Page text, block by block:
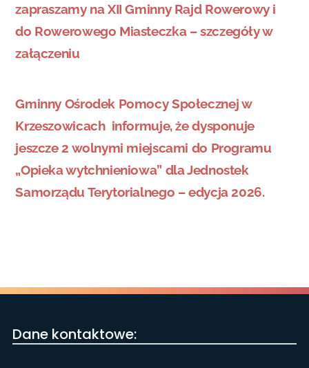
zapraszamy na XII Gminny Rajd Rowerowy i
do Rowerowego Miasteczka – szczegóły w
załączeniu
Gminny Ośrodek Pomocy Społecznej w
Krzeszowicach informuje, że dysponuje
jeszcze 2 wolnymi miejscami do Programu
„Opieka wytchnieniowa” dla Jednostek
Samorządu Terytorialnego – edycja 2026.
Dane kontaktowe: